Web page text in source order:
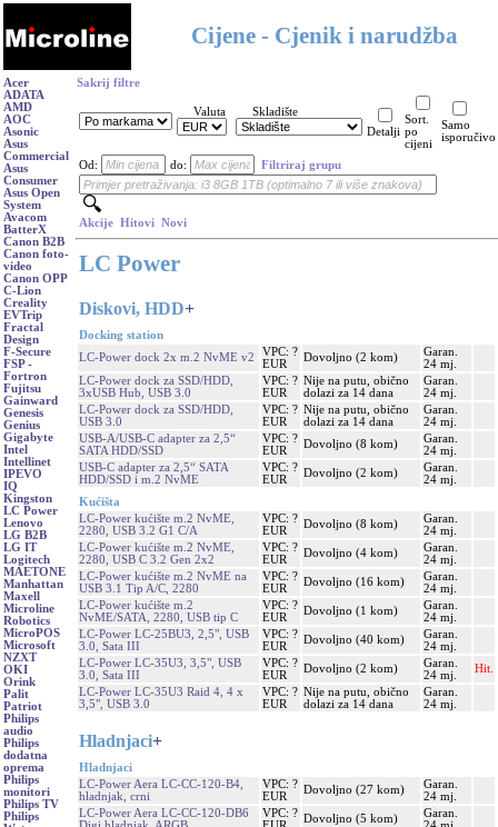
Cijene - Cjenik i narudžba
Acer
ADATA
AMD
AOC
Asonic
Asus
Commercial
Asus
Consumer
Asus Open
System
Avacom
BatterX
Canon B2B
Canon foto-
video
Canon OPP
C-Lion
Creality
EVTrip
Fractal
Design
F-Secure
FSP -
Fortron
Fujitsu
Gainward
Genesis
Genius
Gigabyte
Intel
Intellinet
IPEVO
IQ
Kingston
LC Power
Lenovo
LG B2B
LG IT
Logitech
MAETONE
Manhattan
Maxell
Microline
Robotics
MicroPOS
Microsoft
NZXT
OKI
Orink
Palit
Patriot
Philips
audio
Philips
dodatna
oprema
Philips
monitori
Philips TV
Philips
Sakrij filtre
Valuta
Skladište
Detalji
Sort.
po
cijeni
Samo
isporučivo
Od: do: Filtriraj grupu
Akcije Hitovi Novi
LC Power
Diskovi, HDD+
Docking station
LC-Power dock 2x m.2 NvME v2
VPC: ?
EUR
Dovoljno (2 kom)
Garan.
24 mj.
LC-Power dock za SSD/HDD,
3xUSB Hub, USB 3.0
VPC: ?
EUR
Nije na putu, obično
dolazi za 14 dana
Garan.
24 mj.
LC-Power dock za SSD/HDD,
USB 3.0
VPC: ?
EUR
Nije na putu, obično
dolazi za 14 dana
Garan.
24 mj.
USB-A/USB-C adapter za 2,5“
SATA HDD/SSD
VPC: ?
EUR
Dovoljno (8 kom)
Garan.
24 mj.
USB-C adapter za 2,5“ SATA
HDD/SSD i m.2 NvME
VPC: ?
EUR
Dovoljno (2 kom)
Garan.
24 mj.
Kućišta
LC-Power kućište m.2 NvME,
2280, USB 3.2 G1 C/A
VPC: ?
EUR
Dovoljno (8 kom)
Garan.
24 mj.
LC-Power kućište m.2 NvME,
2280, USB C 3.2 Gen 2x2
VPC: ?
EUR
Dovoljno (4 kom)
Garan.
24 mj.
LC-Power kućište m.2 NvME na
USB 3.1 Tip A/C, 2280
VPC: ?
EUR
Dovoljno (16 kom)
Garan.
24 mj.
LC-Power kućište m.2
NvME/SATA, 2280, USB tip C
VPC: ?
EUR
Dovoljno (1 kom)
Garan.
24 mj.
LC-Power LC-25BU3, 2,5", USB
3.0, Sata III
VPC: ?
EUR
Dovoljno (40 kom)
Garan.
24 mj.
LC-Power LC-35U3, 3,5", USB
3.0, Sata III
VPC: ?
EUR
Dovoljno (2 kom)
Garan.
24 mj.
Hit.
LC-Power LC-35U3 Raid 4, 4 x
3,5", USB 3.0
VPC: ?
EUR
Nije na putu, obično
dolazi za 14 dana
Garan.
24 mj.
Hladnjaci+
Hladnjaci
LC-Power Aera LC-CC-120-B4,
hladnjak, crni
VPC: ?
EUR
Dovoljno (27 kom)
Garan.
24 mj.
LC-Power Aera LC-CC-120-DB6
VPC: ? Dovoljno (5 kom)
Garan.